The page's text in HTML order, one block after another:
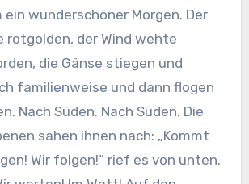
ein wunderschöner Morgen. Der
rotgolden, der Wind wehte
die Gänse stiegen und
familienweise und dann flogen
Nach Süden. Nach Süden. Die
sahen ihnen nach: „Kommt
Wir folgen!“ rief es von unten.